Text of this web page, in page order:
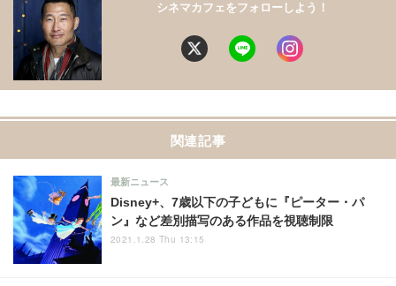
シネマカフェをフォローしよう！
関連記事
Disney+、7歳以下の子どもに『ピーター・パ
ン』など差別描写のある作品を視聴制限
最新ニュース
2021.1.28 Thu 13:15